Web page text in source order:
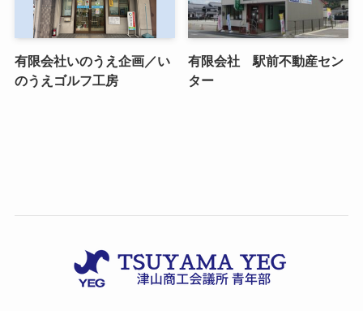
有限会社いのうえ企画／い
のうえゴルフ工房
有限会社 駅前不動産セン
ター